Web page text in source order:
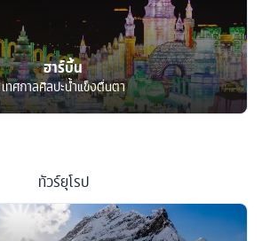
ฮาร์บิ้น
เทศกาลศิลปะน้ำแข็งตื่นตา
ทัวร์ยุโรป